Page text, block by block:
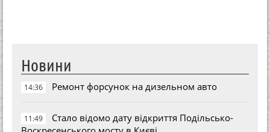
Новини
14:36 Ремонт форсунок на дизельном авто
11:49
Стало відомо дату відкриття Подільсько-